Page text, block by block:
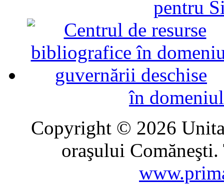
pentru
în
Copyright © 2026
oraşului